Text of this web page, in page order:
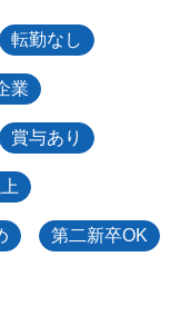
転勤なし
業
賞与あり
第二新卒OK